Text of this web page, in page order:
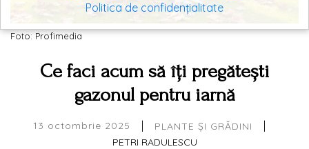
Foto: Profimedia
Ce faci acum să îți pregătești
gazonul pentru iarnă
13 octombrie 2025 | PLANTE ȘI GRĂDINI |
PETRI RADULESCU
Politica de confidențialitate